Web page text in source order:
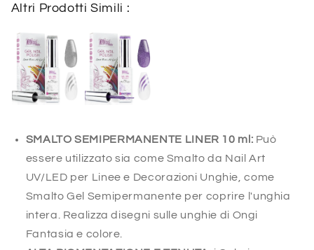
6
6
Altri Prodotti Simili :
SMALTO SEMIPERMANENTE LINER 10 ml: Può
essere utilizzato sia come Smalto da Nail Art
UV/LED per Linee e Decorazioni Unghie, come
Smalto Gel Semipermanente per coprire l'unghia
intera. Realizza disegni sulle unghie di Ongi
Fantasia e colore.